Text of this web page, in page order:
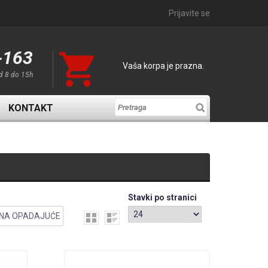
Prijavite se
8 do 15h
Vaša korpa je prazna.
KONTAKT
OPADAJUĆE
Stavki po stranici